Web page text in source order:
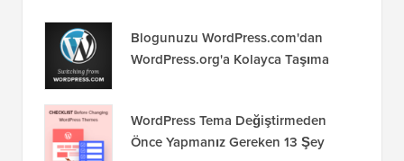
Blogunuzu WordPress.com'dan
WordPress.org'a Kolayca Taşıma
WordPress Tema Değiştirmeden
Önce Yapmanız Gereken 13 Şey